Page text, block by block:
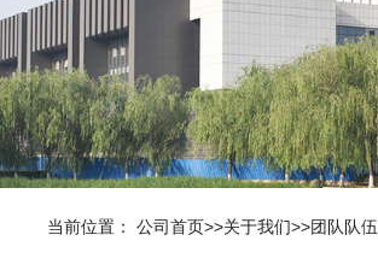
当前位置： 公司首页>>关于我们>>团队队伍